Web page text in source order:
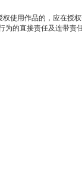
用作品的，应在授
的直接责任及连带